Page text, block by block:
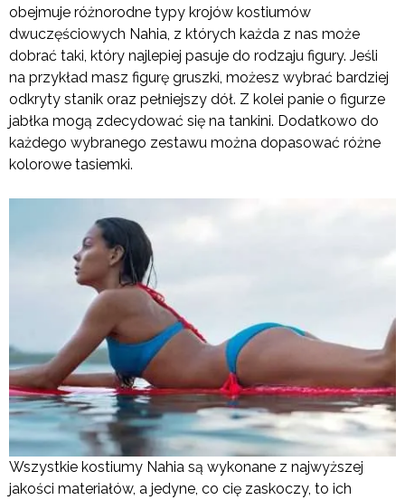
obejmuje różnorodne typy krojów kostiumów
dwuczęściowych Nahia, z których każda z nas może
dobrać taki, który najlepiej pasuje do rodzaju figury. Jeśli
na przykład masz figurę gruszki, możesz wybrać bardziej
odkryty stanik oraz pełniejszy dół. Z kolei panie o figurze
jabłka mogą zdecydować się na tankini. Dodatkowo do
każdego wybranego zestawu można dopasować różne
kolorowe tasiemki.
Wszystkie kostiumy Nahia są wykonane z najwyższej
jakości materiałów, a jedyne, co cię zaskoczy, to ich